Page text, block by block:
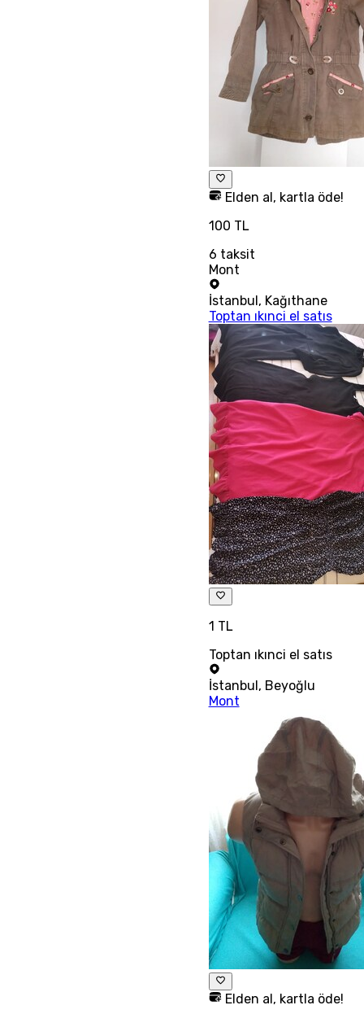
Elden al, kartla öde!
100 TL
6 taksit
Mont
İstanbul, Kağıthane
Toptan ıkınci el satıs
1 TL
Toptan ıkınci el satıs
İstanbul, Beyoğlu
Mont
Elden al, kartla öde!